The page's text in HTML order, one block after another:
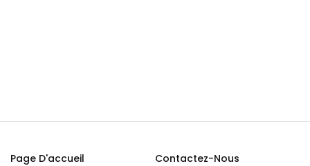
Page D'accueil
Contactez-Nous